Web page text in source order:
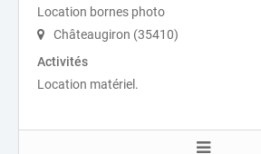
Location bornes photo
Châteaugiron (35410)
Activités
Location matériel.